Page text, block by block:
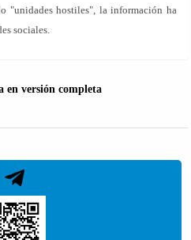
"unidades hostiles", la información ha
sociales.
en versión completa